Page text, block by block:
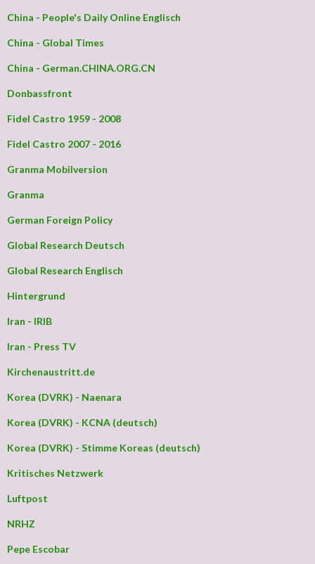
China - People's Daily Online Englisch
China - Global Times
China - German.CHINA.ORG.CN
Donbassfront
Fidel Castro 1959 - 2008
Fidel Castro 2007 - 2016
Granma Mobilversion
Granma
German Foreign Policy
Global Research Deutsch
Global Research Englisch
Hintergrund
Iran - IRIB
Iran - Press TV
Kirchenaustritt.de
Korea (DVRK) - Naenara
Korea (DVRK) - KCNA (deutsch)
Korea (DVRK) - Stimme Koreas (deutsch)
Kritisches Netzwerk
Luftpost
NRHZ
Pepe Escobar